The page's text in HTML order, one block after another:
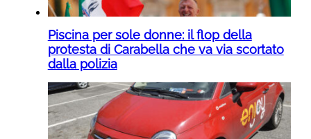
Piscina per sole donne: il flop della
protesta di Carabella che va via scortato
dalla polizia